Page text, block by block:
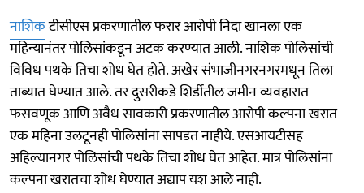
नाशिकटीसीएस प्रकरणातील फरार आरोपी निदा खानला एक
महिन्यानंतर पोलिसांकडून अटक करण्यात आली. नाशिक पोलिसांची
विविध पथके तिचा शोध घेत होते. अखेर संभाजीनगरनगरमधून तिला
ताब्यात घेण्यात आले. तर दुसरीकडे शिर्डीतील जमीन व्यवहारात
फसवणूक आणि अवैध सावकारी प्रकरणातील आरोपी कल्पना खरात
एक महिना उलटूनही पोलिसांना सापडत नाहीये. एसआयटीसह
अहिल्यानगर पोलिसांची पथके तिचा शोध घेत आहेत. मात्र पोलिसांना
कल्पना खरातचा शोध घेण्यात अद्याप यश आले नाही.